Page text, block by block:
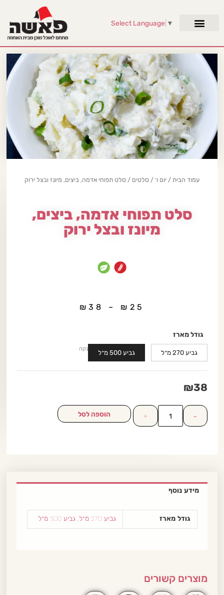
Select Language ▼
עמוד הבית / יום ו׳ / סלטים / סלט תפוחי אדמה, ביצים, מיונז ובצל ירוק
סלט תפוחי אדמה, ביצים,
מיונז ובצל ירוק
₪ 25
–
₪38
גודל מארז
גביע 270 מ״ל גביע 500 מ״ל
נקה
₪38
הוספה לסל
מידע נוסף
גודל מארז גביע 270 מ״ל , גביע 500 מ״ל
מוצרים קשורים